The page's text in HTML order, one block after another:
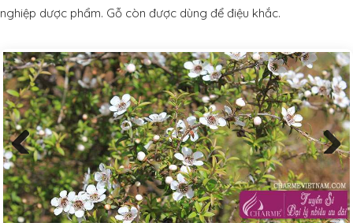
nghiệp dược phẩm. Gỗ còn được dùng để điệu khắc.
Previous Next